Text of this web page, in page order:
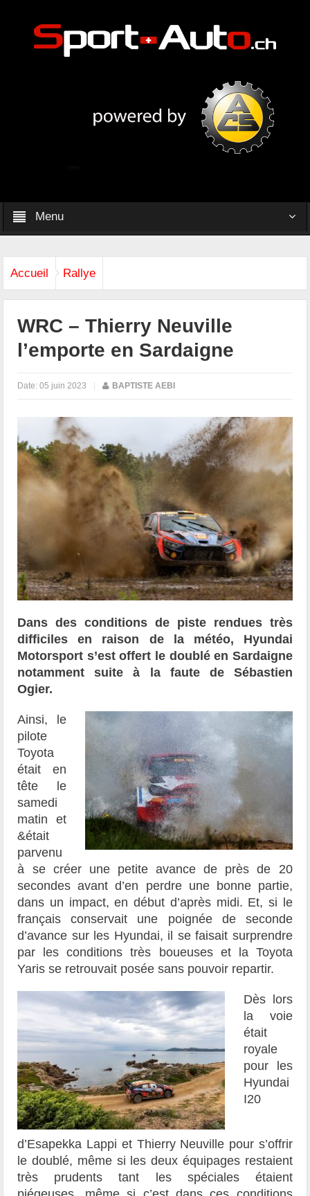
Menu
Accueil Rallye
WRC – Thierry Neuville
l’emporte en Sardaigne
Date:05 juin 2023 | BAPTISTE AEBI
Dans des conditions de piste rendues très
difficiles en raison de la météo, Hyundai
Motorsport s’est offert le doublé en Sardaigne
notamment suite à la faute de Sébastien
Ogier.
Ainsi, le
pilote
Toyota
était en
tête le
samedi
matin et
&était
parvenu
à se créer une petite avance de près de 20
secondes avant d’en perdre une bonne partie,
dans un impact, en début d’après midi. Et, si le
français conservait une poignée de seconde
d’avance sur les Hyundai, il se faisait surprendre
par les conditions très boueuses et la Toyota
Yaris se retrouvait posée sans pouvoir repartir.
Dès lors
la voie
était
royale
pour les
Hyundai
I20
d’Esapekka Lappi et Thierry Neuville pour s’offrir
le doublé, même si les deux équipages restaient
très prudents tant les spéciales étaient